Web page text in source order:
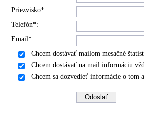
Priezvisko*:
Telefón*:
Email*:
Chcem dostávať mailom mesačné
Chcem dostávať na mail informáciu
Chcem sa dozvedieť informácie o